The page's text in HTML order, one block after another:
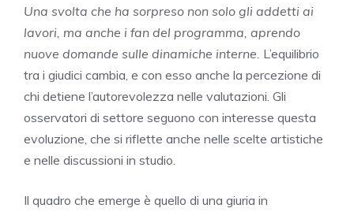
Una svolta che ha sorpreso non solo gli addetti ai
lavori, ma anche i fan del programma, aprendo
nuove domande sulle dinamiche interne. L’equilibrio
tra i giudici cambia, e con esso anche la percezione di
chi detiene l’autorevolezza nelle valutazioni. Gli
osservatori di settore seguono con interesse questa
evoluzione, che si riflette anche nelle scelte artistiche
e nelle discussioni in studio.
Il quadro che emerge è quello di una giuria in